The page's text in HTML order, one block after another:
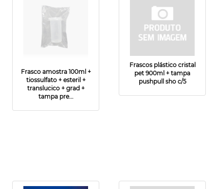
Frasco amostra 100ml +
tiossulfato + esteril +
translucico + grad +
tampa pre...
Frascos plástico cristal
pet 900ml + tampa
pushpull sho c/5